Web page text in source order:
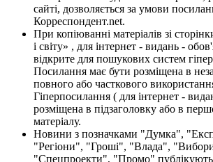
сайті, дозволяється за умови
Корреспондент.net.
При копіюванні матеріалів зі
і світу» , для інтернет - видань -
відкрите для пошукових систем
Посилання має бути розміщена в
повного або часткового
Гіперпосилання ( для інтернет -
розміщена в підзаголовку або в
матеріалу.
Новини з позначками "Думка",
"Регіони", "Гроші", "Влада",
"Спецпроекти", "Промо"